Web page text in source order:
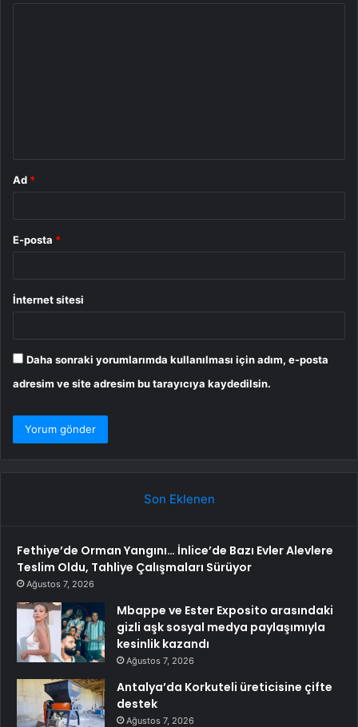
Ad *
E-posta *
İnternet sitesi
Daha sonraki yorumlarımda kullanılması için adım, e-posta
adresim ve site adresim bu tarayıcıya kaydedilsin.
Son Eklenen
Fethiye’de Orman Yangını… İnlice’de Bazı Evler Alevlere
Teslim Oldu, Tahliye Çalışmaları Sürüyor
Ağustos 7, 2026
Mbappe ve Ester Exposito arasındaki
gizli aşk sosyal medya paylaşımıyla
kesinlik kazandı
Ağustos 7, 2026
Antalya’da Korkuteli üreticisine çifte
destek
Ağustos 7, 2026